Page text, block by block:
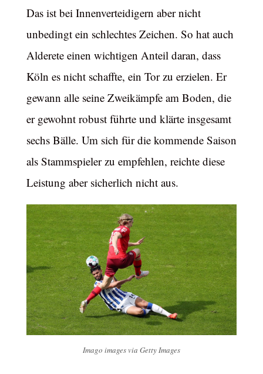
Das ist bei Innenverteidigern aber nicht
unbedingt ein schlechtes Zeichen. So hat auch
Alderete einen wichtigen Anteil daran, dass
Köln es nicht schaffte, ein Tor zu erzielen. Er
gewann alle seine Zweikämpfe am Boden, die
er gewohnt robust führte und klärte insgesamt
sechs Bälle. Um sich für die kommende Saison
als Stammspieler zu empfehlen, reichte diese
Leistung aber sicherlich nicht aus.
Imago images via Getty Images